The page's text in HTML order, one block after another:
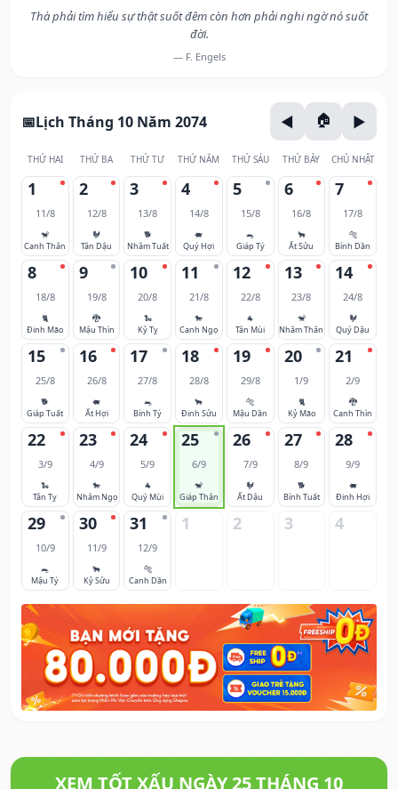
Thà phải tìm hiểu sự thật suốt đêm còn hơn phải nghi ngờ nó suốt
đời.
— F. Engels
Lịch Tháng 10 Năm 2074
THỨ HAI THỨ BA THỨ TƯ THỨ NĂM THỨ SÁU THỨ BẢY CHỦ NHẬT
1
11/8
🐒
Canh Thân
2
12/8
🐓
Tân Dậu
3
13/8
🐕
Nhâm Tuất
4
14/8
🐖
Quý Hợi
5
15/8
🐀
Giáp Tý
6
16/8
🐂
Ất Sửu
7
17/8
🐅
Bính Dần
8
18/8
🐈
Đinh Mão
9
19/8
🐉
Mậu Thìn
10
20/8
🐍
Kỷ Tỵ
11
21/8
🐎
Canh Ngọ
12
22/8
🐐
Tân Mùi
13
23/8
🐒
Nhâm Thân
14
24/8
🐓
Quý Dậu
15
25/8
🐕
Giáp Tuất
16
26/8
🐖
Ất Hợi
17
27/8
🐀
Bính Tý
18
28/8
🐂
Đinh Sửu
19
29/8
🐅
Mậu Dần
20
1/9
🐈
Kỷ Mão
21
2/9
🐉
Canh Thìn
22
3/9
🐍
Tân Tỵ
23
4/9
🐎
Nhâm Ngọ
24
5/9
🐐
Quý Mùi
25
6/9
🐒
Giáp Thân
26
7/9
🐓
Ất Dậu
27
8/9
🐕
Bính Tuất
28
9/9
🐖
Đinh Hợi
29
10/9
🐀
Mậu Tý
30
11/9
🐂
Kỷ Sửu
31
12/9
🐅
Canh Dần
1 2 3 4
XEM TỐT XẤU NGÀY 25 THÁNG 10